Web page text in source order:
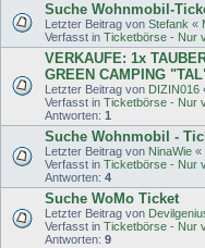
Suche Wohnmobil-
Letzter Beitrag von Stefank «
Verfasst in Ticketbörse - Nur
VERKAUFE: 1x
GREEN CAMPING
Letzter Beitrag von DIZIN016
Verfasst in Ticketbörse - Nur
Antworten: 1
Suche Wohnmobil -
Letzter Beitrag von NinaWie «
Verfasst in Ticketbörse - Nur
Antworten: 4
Suche WoMo Ticket
Letzter Beitrag von
Verfasst in Ticketbörse - Nur
Antworten: 9